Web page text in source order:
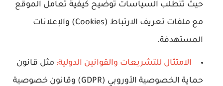
حيث تتطلب السياسات توضيح كيفية تعامل الموقع
مع ملفات تعريف الارتباط (Cookies) والإعلانات
المستهدفة.
الامتثال للتشريعات والقوانين الدولية: مثل قانون
حماية الخصوصية الأوروبي (GDPR) وقانون خصوصية